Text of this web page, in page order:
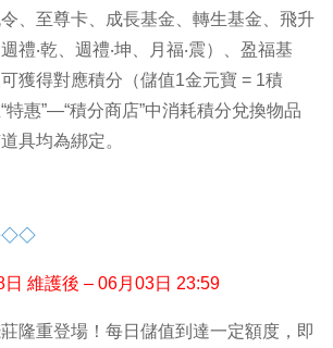
、至尊卡、成長基金、轉生基金、飛升
禮‧乾、週禮‧坤、月福‧震）、盈福基
獲得對應積分（儲值1金元寶 = 1積
特惠”—“積分商店”中消耗積分兌換物品
具均為綁定。
日 維護後 – 06月03日 23:59
隆重登場！每日儲值到達一定額度，即